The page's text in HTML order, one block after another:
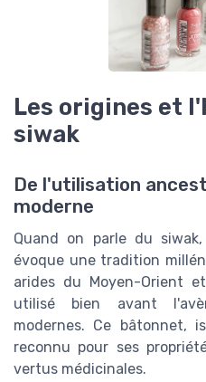
Les origines et
siwak
De l'utilisation
moderne
Quand on parle du
évoque une tradition
arides du Moyen-Orient
utilisé bien avant
modernes. Ce bâtonnet,
reconnu pour ses
vertus médicinales.